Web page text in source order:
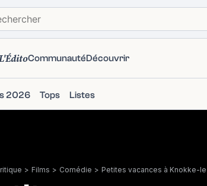
CommunautéDécouvrir
2026 Tops Listes
> Films > Comédie > Petites vacances à Knokke-